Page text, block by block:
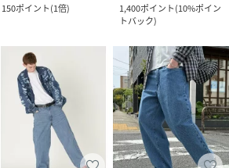
150ポイント(1倍)
1,400ポイント(10%ポイン
トバック)